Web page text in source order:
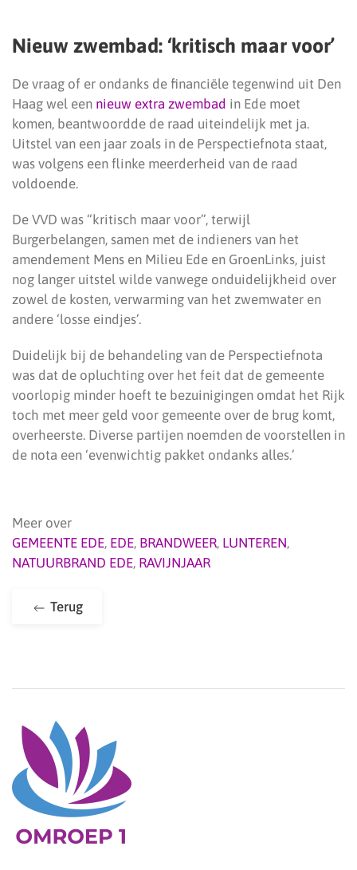
Nieuw zwembad: ‘kritisch maar voor’
De vraag of er ondanks de financiële tegenwind uit Den
Haag wel een nieuw extra zwembad in Ede moet
komen, beantwoordde de raad uiteindelijk met ja.
Uitstel van een jaar zoals in de Perspectiefnota staat,
was volgens een flinke meerderheid van de raad
voldoende.
De VVD was “kritisch maar voor”, terwijl
Burgerbelangen, samen met de indieners van het
amendement Mens en Milieu Ede en GroenLinks, juist
nog langer uitstel wilde vanwege onduidelijkheid over
zowel de kosten, verwarming van het zwemwater en
andere ‘losse eindjes’.
Duidelijk bij de behandeling van de Perspectiefnota
was dat de opluchting over het feit dat de gemeente
voorlopig minder hoeft te bezuinigingen omdat het Rijk
toch met meer geld voor gemeente over de brug komt,
overheerste. Diverse partijen noemden de voorstellen in
de nota een ‘evenwichtig pakket ondanks alles.’
Meer over
GEMEENTE EDE, EDE, BRANDWEER, LUNTEREN,
NATUURBRAND EDE, RAVIJNJAAR
Terug